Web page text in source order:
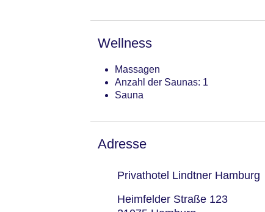
Wellness
Massagen
Anzahl der Saunas: 1
Sauna
Adresse
Privathotel Lindtner Hamburg
Heimfelder Straße 123